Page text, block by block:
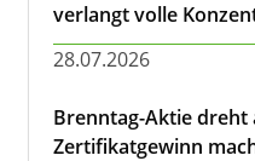
verlangt volle
28.07.2026
Brenntag-Aktie dreht
Zertifikatgewinn